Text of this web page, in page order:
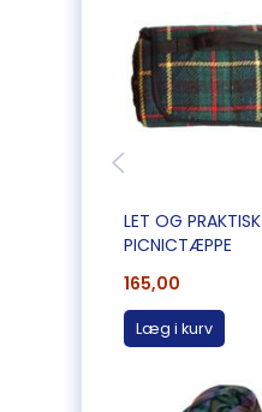
LET OG PRAKTISK
PICNICTÆPPE
165,00
Læg i kurv